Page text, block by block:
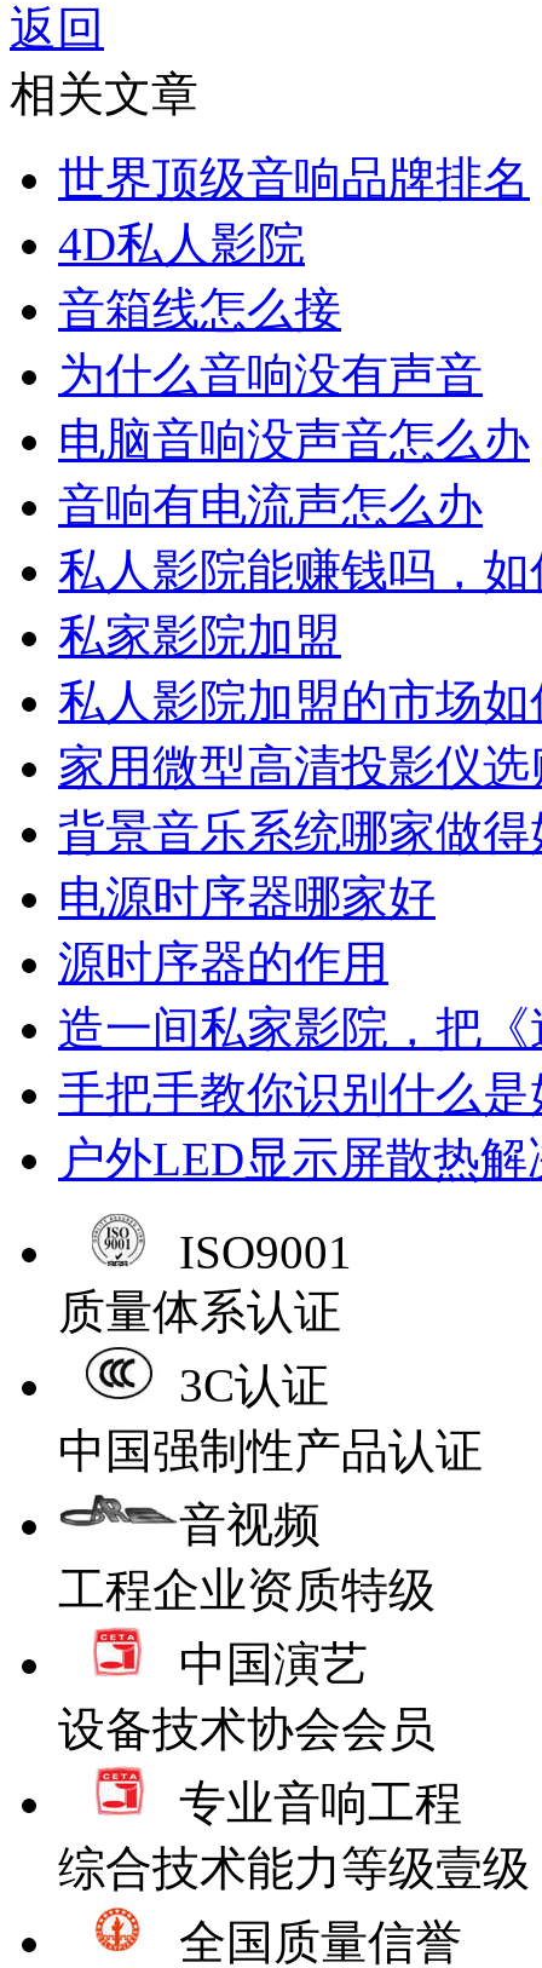
返回
相关文章
世界顶级音响品牌排名
4D私人影院
音箱线怎么接
为什么音响没有声音
电脑音响没声音怎么办
音响有电流声怎么办
私人影院能赚钱吗，
私家影院加盟
私人影院加盟的市场如
家用微型高清投影仪
背景音乐系统哪家做得
电源时序器哪家好
源时序器的作用
造一间私家影院，把
手把手教你识别什么
户外LED显示屏散热
ISO9001
质量体系认证
3C认证
中国强制性产品认证
音视频
工程企业资质特级
中国演艺
设备技术协会会员
专业音响工程
综合技术能力等级壹级
全国质量信誉